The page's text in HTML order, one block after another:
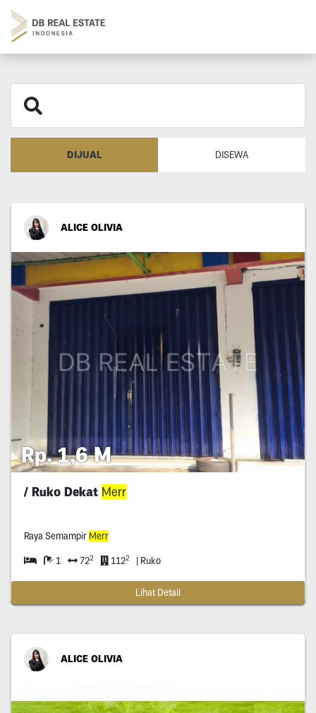
DIJUAL DISEWA
ALICE OLIVIA
Rp. 1,6 M
/ Ruko Dekat Merr
Raya Semampir Merr
1 722 1122 | Ruko
Lihat Detail
ALICE OLIVIA